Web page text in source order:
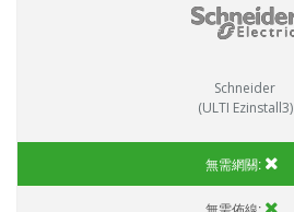
Schneider
(ULTI Ezinstall3)
無需網關: